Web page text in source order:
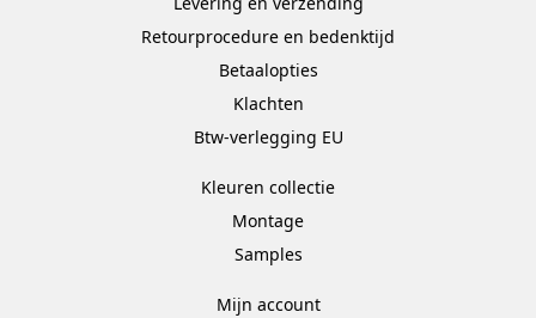
Retourprocedure en bedenktijd
Betaalopties
Klachten
Btw-verlegging EU
Kleuren collectie
Montage
Samples
Mijn account